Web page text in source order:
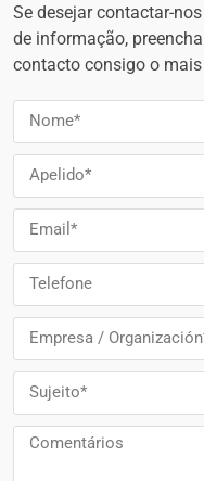
Se desejar contactar-
de informação,
contacto consigo o